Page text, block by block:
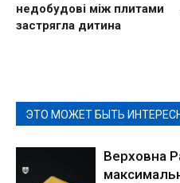
недобудові між плитами
застрягла дитина
ЭТО МОЖЕТ БЫТЬ
Верховна